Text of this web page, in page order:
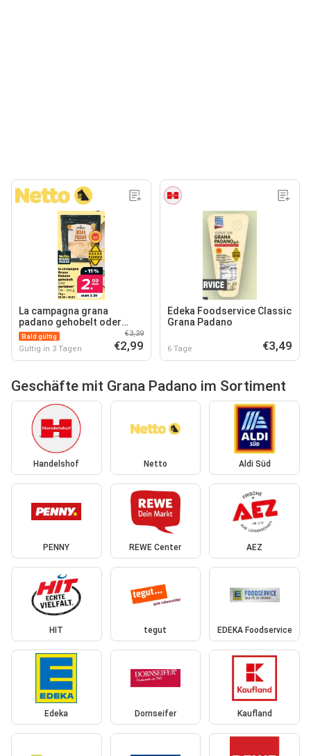
La campagna grana
padano gehobelt oder
gerieben
Bald gültig
Gültig in 3 Tagen
€3,39
€2,99
Edeka Foodservice Classic
Grana Padano
6 Tage €3,49
Geschäfte mit Grana Padano im Sortiment
Handelshof Netto Aldi Süd
PENNY REWE Center AEZ
HIT tegut EDEKA Foodservice
Edeka Dornseifer Kaufland